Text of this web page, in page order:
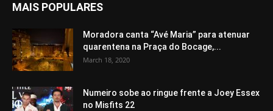
MAIS POPULARES
Moradora canta “Avé Maria” para atenuar
quarentena na Praça do Bocage,...
March 18, 2020
Numeiro sobe ao ringue frente a Joey Essex
no Misfits 22